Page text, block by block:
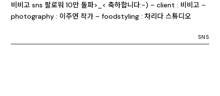
비비고 sns 팔로워 10만 돌파>_< 축하합니다:-) – client : 비비고 –
photography : 이주연 작가 – foodstyling : 차리다 스튜디오
SNS